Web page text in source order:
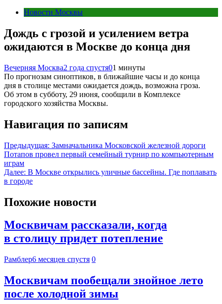
Новости Москвы
Дождь с грозой и усилением ветра
ожидаются в Москве до конца дня
Вечерняя Москва2 года спустя01 минуты
По прогнозам синоптиков, в ближайшие часы и до конца
дня в столице местами ожидается дождь, возможна гроза.
Об этом в субботу, 29 июня, сообщили в Комплексе
городского хозяйства Москвы.
Навигация по записям
Предыдущая: Замначальника Московской железной дороги
Потапов провел первый семейный турнир по компьютерным
играм
Далее: В Москве открылись уличные бассейны. Где поплавать
в городе
Похожие новости
Москвичам рассказали, когда
в столицу придет потепление
Рамблер6 месяцев спустя 0
Москвичам пообещали знойное лето
после холодной зимы